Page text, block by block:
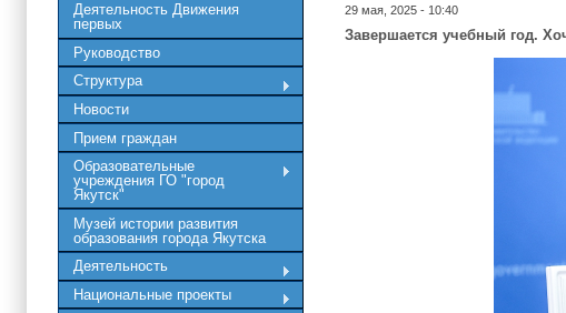
Деятельность Движения
первых
Руководство
Структура
Новости
Прием граждан
Образовательные
учреждения ГО "город
Якутск"
Музей истории развития
образования города Якутска
Деятельность
Национальные проекты
29 мая, 2025 - 10:40
Завершается учебный год.